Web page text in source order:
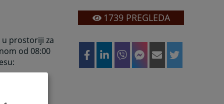
u prostoriji za
od 08:00
1739PREGLEDA